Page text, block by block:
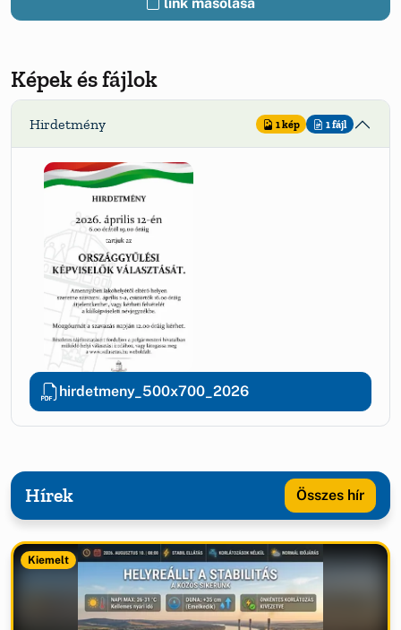
link másolása
Képek és fájlok
Hirdetmény 1 kép 1 fájl
hirdetmeny_500x700_2026
Hírek Összes hír
Kiemelt